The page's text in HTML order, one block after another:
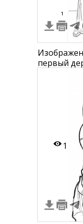
1
первый
второй
1